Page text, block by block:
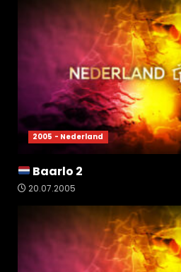
2005 - Nederland
Baarlo 2
20.07.2005